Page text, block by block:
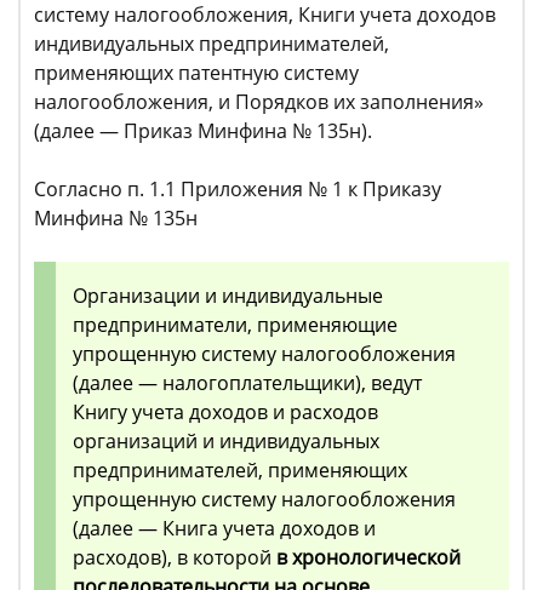
систему налогообложения, Книги учета доходов
индивидуальных предпринимателей,
применяющих патентную систему
налогообложения, и Порядков их заполнения»
(далее — Приказ Минфина № 135н).
Согласно п. 1.1 Приложения № 1 к Приказу
Минфина № 135н
Организации и индивидуальные
предприниматели, применяющие
упрощенную систему налогообложения
(далее — налогоплательщики), ведут
Книгу учета доходов и расходов
организаций и индивидуальных
предпринимателей, применяющих
упрощенную систему налогообложения
(далее — Книга учета доходов и
расходов), в которой в хронологической